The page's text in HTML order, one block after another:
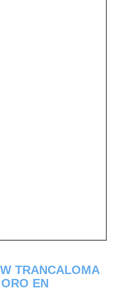
TRANCALOMA
EN